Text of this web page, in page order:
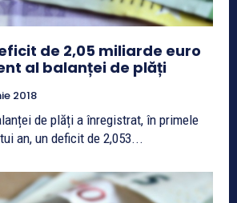
de 2,05 miliarde euro
al balanței de plăți
2018
de plăți a înregistrat, în primele
an, un deficit de 2,053...